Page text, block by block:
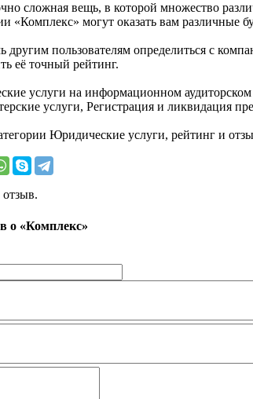
сложная вещь, в которой множество
могут оказать вам различные
другим пользователям определиться с
её точный рейтинг.
услуги на информационном
услуги, Регистрация и ликвидация
Юридические услуги, рейтинг и
о «Комплекс»